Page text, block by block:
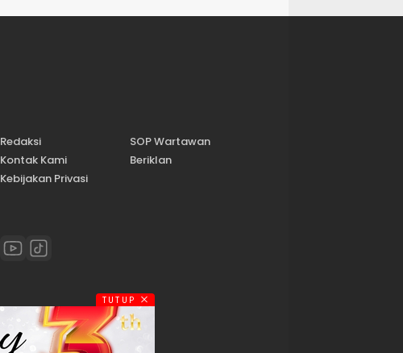
Redaksi
SOP Wartawan
Kontak Kami
Beriklan
Kebijakan Privasi
TUTUP